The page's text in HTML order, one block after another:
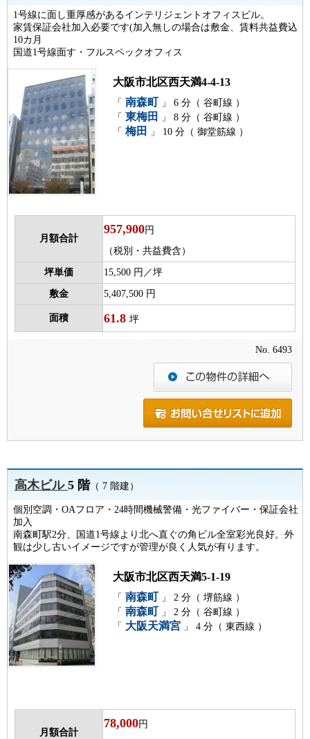
1号線に面し重厚感があるインテリジェントオフィスビル。
家賃保証会社加入必要です(加入無しの場合は敷金、賃料共益費込
10カ月
国道1号線面す・フルスペックオフィス
大阪市北区西天満4-4-13
「 南森町 」 6 分（ 谷町線 ）
「 東梅田
」 8 分（ 谷町線 ）
「 梅田 」 10 分（ 御堂筋線 ）
月額合計
957,900円
（税別・共益費含）
坪単価 15,500 円／坪
敷金 5,407,500 円
面積 61.8 坪
No. 6493
高木ビル5 階（ 7 階建）
個別空調・OAフロア・24時間機械警備・光ファイバー・保証会社
加入
南森町駅2分、国道1号線より北へ直ぐの角ビル全室彩光良好。外
観は少し古いイメージですが管理が良く人気が有ります。
大阪市北区西天満5-1-19
「 南森町 」 2 分（ 堺筋線 ）
「 南森町 」 2 分（ 谷町線 ）
「 大阪天満宮 」 4 分（ 東西線 ）
月額合計
78,000円